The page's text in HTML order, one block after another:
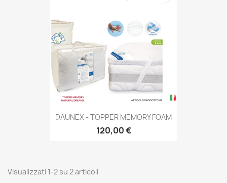
DAUNEX - TOPPER MEMORY FOAM
120,00 €
Visualizzati 1-2 su 2 articoli